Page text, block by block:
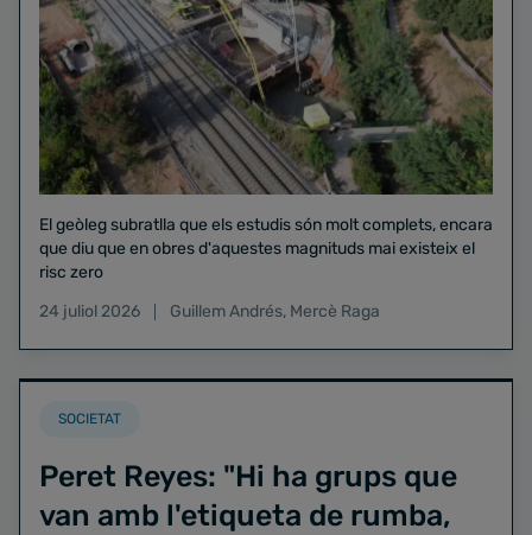
El geòleg subratlla que els estudis són molt complets, encara
que diu que en obres d'aquestes magnituds mai existeix el
risc zero
24 juliol 2026
Guillem Andrés, Mercè Raga
SOCIETAT
Peret Reyes: "Hi ha grups que
van amb l'etiqueta de rumba,